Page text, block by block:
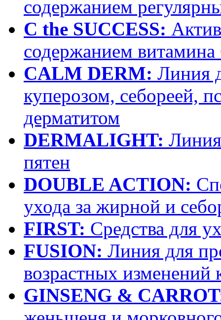
содержанием
C the SUCCESS:
содержанием
CALM DERM: Линия
куперозом, себореей,
дерматитом
DERMALIGHT:
пятен
DOUBLE ACTION:
ухода за жирной и
FIRST: Средства для
FUSION: Линия для
возрастных изменений
GINSENG &